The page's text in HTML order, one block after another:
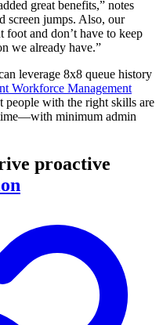
great benefits,” notes
screen jumps. Also, our
foot and don’t have to keep
we already have.”
leverage 8x8 queue history
Workforce Management
people with the right skills are
minimum admin
proactive